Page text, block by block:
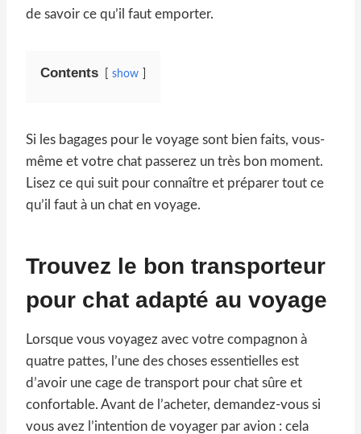
de savoir ce qu’il faut emporter.
Contents show
Si les bagages pour le voyage sont bien faits, vous-
même et votre chat passerez un très bon moment.
Lisez ce qui suit pour connaître et préparer tout ce
qu’il faut à un chat en voyage.
Trouvez le bon transporteur
pour chat adapté au voyage
Lorsque vous voyagez avec votre compagnon à
quatre pattes, l’une des choses essentielles est
d’avoir une cage de transport pour chat sûre et
confortable. Avant de l’acheter, demandez-vous si
vous avez l’intention de voyager par avion : cela